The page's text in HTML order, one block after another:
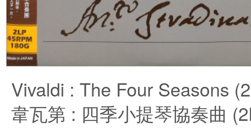
Vivaldi : The Four Seasons
韋瓦第 : 四季小提琴協奏曲